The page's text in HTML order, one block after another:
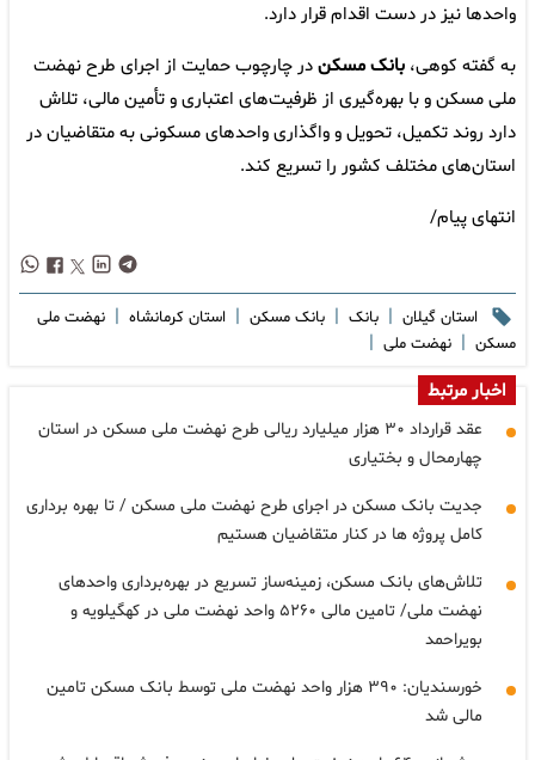
واحدها نیز در دست اقدام قرار دارد.
به گفته کوهی، بانک مسکندر چارچوب حمایت از اجرای طرح نهضت
ملی مسکن و با بهره‌گیری از ظرفیت‌های اعتباری و تأمین مالی، تلاش
دارد روند تکمیل، تحویل و واگذاری واحدهای مسکونی به متقاضیان در
استان‌های مختلف کشور را تسریع کند.
انتهای پیام/
استان گیلان | بانک | بانک مسکن | استان کرمانشاه | نهضت ملی
مسکن | نهضت ملی |
اخبار مرتبط
عقد قرارداد ۳۰ هزار میلیارد ریالی طرح نهضت ملی مسکن در استان
چهارمحال و بختیاری
جدیت بانک مسکن در اجرای طرح نهضت ملی مسکن / تا بهره برداری
کامل پروژه ها در کنار متقاضیان هستیم
تلاش‌های بانک مسکن، زمینه‌ساز تسریع در بهره‌برداری واحدهای
نهضت ملی/ تامین مالی ۵۲۶۰ واحد نهضت ملی در کهگیلویه و
بویراحمد
خورسندیان: ۳۹۰ هزار واحد نهضت ملی توسط بانک مسکن تامین
مالی شد